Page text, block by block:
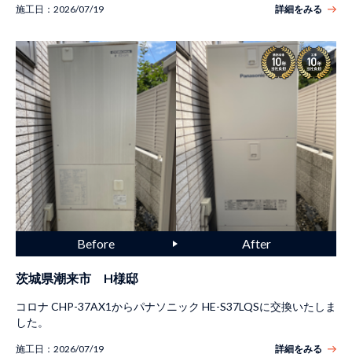
施工日： 2026/07/19 詳細をみる
茨城県潮来市 H様邸
コロナ CHP-37AX1からパナソニック HE-S37LQSに交換いたしま
した。
施工日： 2026/07/19 詳細をみる